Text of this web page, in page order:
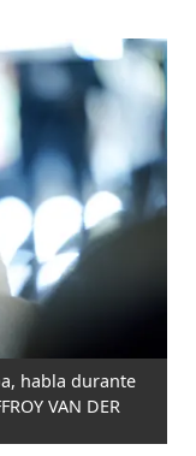
habla durante
VAN DER